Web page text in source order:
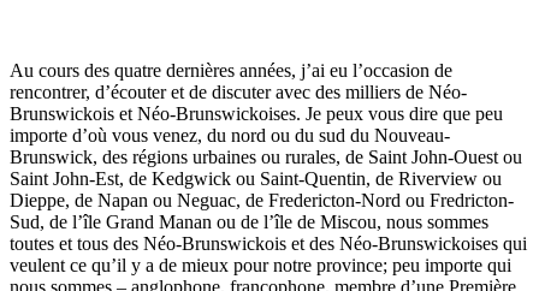
Au cours des quatre dernières années, j’ai eu l’occasion de
rencontrer, d’écouter et de discuter avec des milliers de Néo-
Brunswickois et Néo-Brunswickoises. Je peux vous dire que peu
importe d’où vous venez, du nord ou du sud du Nouveau-
Brunswick, des régions urbaines ou rurales, de Saint John-Ouest ou
Saint John-Est, de Kedgwick ou Saint-Quentin, de Riverview ou
Dieppe, de Napan ou Neguac, de Fredericton-Nord ou Fredricton-
Sud, de l’île Grand Manan ou de l’île de Miscou, nous sommes
toutes et tous des Néo-Brunswickois et des Néo-Brunswickoises qui
veulent ce qu’il y a de mieux pour notre province; peu importe qui
nous sommes – anglophone, francophone, membre d’une Première